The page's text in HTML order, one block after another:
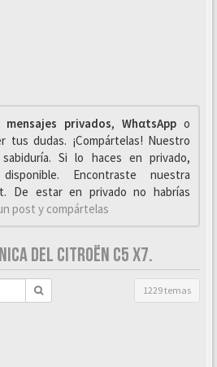
mensajes privados, WhαtsAppo
tus dudas. ¡Compártelas! Nuestro
Si lo haces en privado,
Encontraste nuestra
De estar en privado no habrías
post y compártelas
DEL CITROËN C5 X7.
1229 temas